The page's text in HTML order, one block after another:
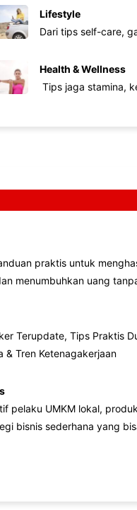
Lifestyle
Dari tips self-care,
Health & Wellness
Tips jaga stamina,
praktis untuk
menumbuhkan uang
Terupdate, Tips Praktis
& Tren Ketenagakerjaan
pelaku UMKM lokal,
bisnis sederhana yang